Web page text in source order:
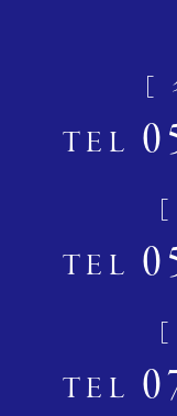
TEL
TEL
TEL